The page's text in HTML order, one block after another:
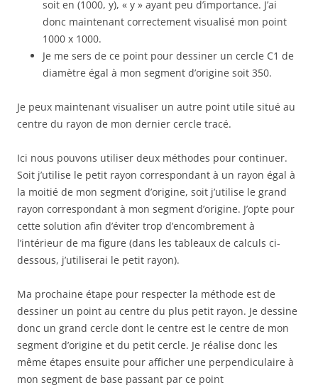
soit en (1000, y), « y » ayant peu d’importance. J’ai
donc maintenant correctement visualisé mon point
1000 x 1000.
Je me sers de ce point pour dessiner un cercle C1 de
diamètre égal à mon segment d’origine soit 350.
Je peux maintenant visualiser un autre point utile situé au
centre du rayon de mon dernier cercle tracé.
Ici nous pouvons utiliser deux méthodes pour continuer.
Soit j’utilise le petit rayon correspondant à un rayon égal à
la moitié de mon segment d’origine, soit j’utilise le grand
rayon correspondant à mon segment d’origine. J’opte pour
cette solution afin d’éviter trop d’encombrement à
l’intérieur de ma figure (dans les tableaux de calculs ci-
dessous, j’utiliserai le petit rayon).
Ma prochaine étape pour respecter la méthode est de
dessiner un point au centre du plus petit rayon. Je dessine
donc un grand cercle dont le centre est le centre de mon
segment d’origine et du petit cercle. Je réalise donc les
même étapes ensuite pour afficher une perpendiculaire à
mon segment de base passant par ce point